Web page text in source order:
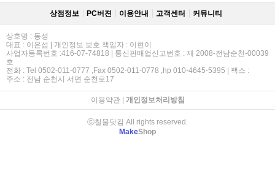
상점정보 PC버젼 이용안내 고객센터 커뮤니티
상호명 : 동성
대표 : 이은섭 | 개인정보 보호 책임자 : 이현이
사업자등록번호 :416-07-74818 | 통신판매업신고번호 : 제 2008-전남순천-00039
호
전화 : Tel 0502-011-0777 ,Fax 0502-011-0778 ,hp 010-4645-5395 | 팩스 :
주소 : 전남 순천시 서면 순천로17
이용약관| 개인정보처리방침
ⓒ철물닷컴 All rights reserved.
MakeShop